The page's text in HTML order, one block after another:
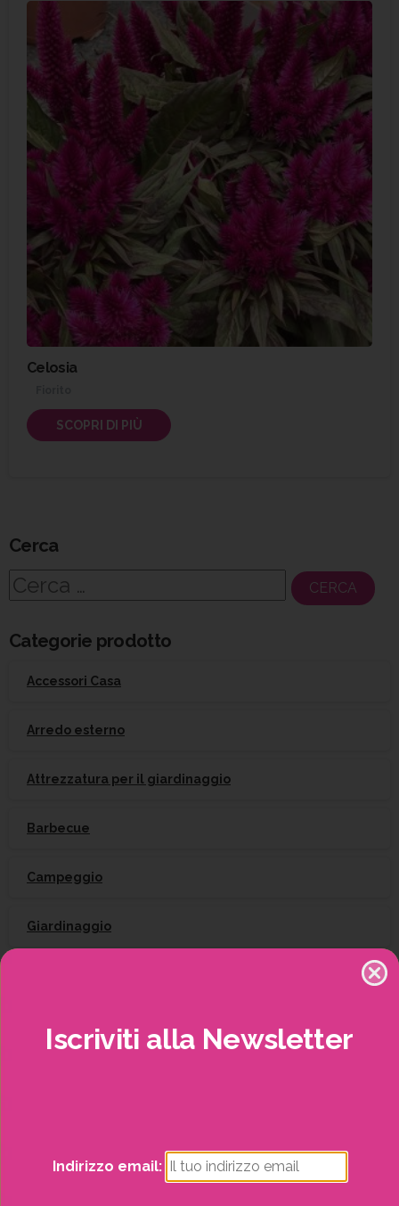
Celosia
SCOPRI DI PIÙ
Cerca
Ricerca
Categorie prodotto
Accessori Casa
Arredo esterno
Attrezzatura per il giardinaggio
Barbecue
Campeggio
Giardinaggio
Piscine e idro
Iscriviti alla Newsletter
Indirizzo email: